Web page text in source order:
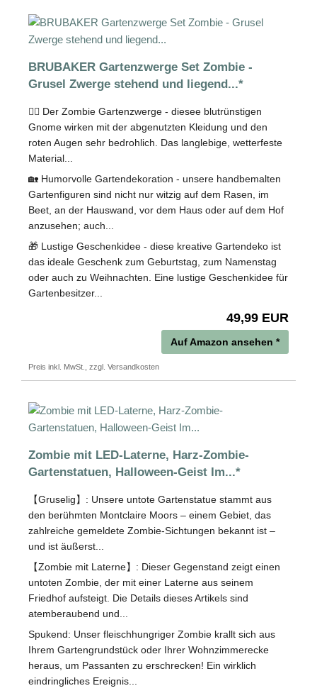
BRUBAKER Gartenzwerge Set Zombie -
Grusel Zwerge stehend und liegend...*
🧟‍♂️ Der Zombie Gartenzwerge - diesee blutrünstigen
Gnome wirken mit der abgenutzten Kleidung und den
roten Augen sehr bedrohlich. Das langlebige, wetterfeste
Material...
🏡 Humorvolle Gartendekoration - unsere handbemalten
Gartenfiguren sind nicht nur witzig auf dem Rasen, im
Beet, an der Hauswand, vor dem Haus oder auf dem Hof
anzusehen; auch...
🎁 Lustige Geschenkidee - diese kreative Gartendeko ist
das ideale Geschenk zum Geburtstag, zum Namenstag
oder auch zu Weihnachten. Eine lustige Geschenkidee für
Gartenbesitzer...
49,99 EUR
Auf Amazon ansehen *
Preis inkl. MwSt., zzgl. Versandkosten
Zombie mit LED-Laterne, Harz-Zombie-
Gartenstatuen, Halloween-Geist Im...*
【Gruselig】: Unsere untote Gartenstatue stammt aus
den berühmten Montclaire Moors – einem Gebiet, das
zahlreiche gemeldete Zombie-Sichtungen bekannt ist –
und ist äußerst...
【Zombie mit Laterne】: Dieser Gegenstand zeigt einen
untoten Zombie, der mit einer Laterne aus seinem
Friedhof aufsteigt. Die Details dieses Artikels sind
atemberaubend und...
Spukend: Unser fleischhungriger Zombie krallt sich aus
Ihrem Gartengrundstück oder Ihrer Wohnzimmerecke
heraus, um Passanten zu erschrecken! Ein wirklich
eindringliches Ereignis...